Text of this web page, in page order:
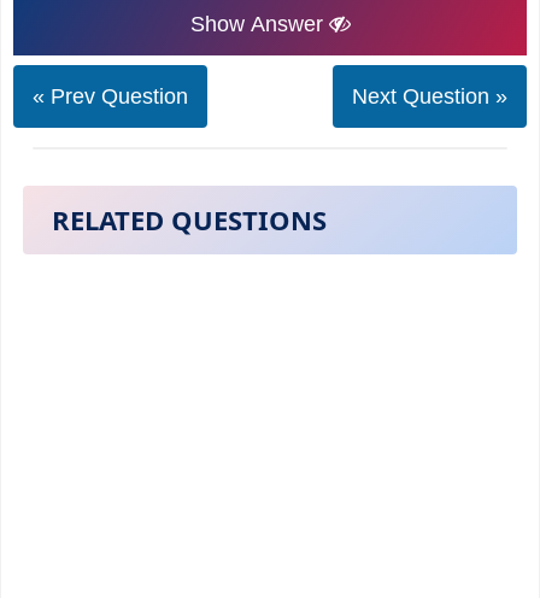
Show Answer
« Prev Question Next Question »
RELATED QUESTIONS